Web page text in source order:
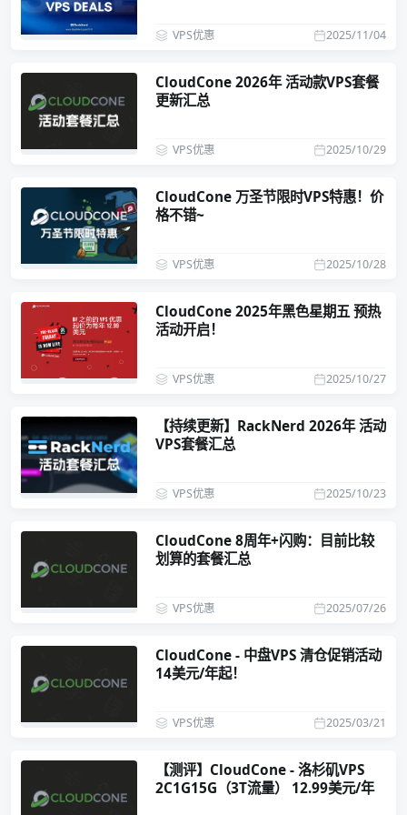
2025/11/04
VPS优惠
CloudCone 2026年 活动款VPS套餐
更新汇总
2025/10/29
VPS优惠
CloudCone 万圣节限时VPS特惠！价
格不错~
2025/10/28
VPS优惠
CloudCone 2025年黑色星期五 预热
活动开启！
2025/10/27
VPS优惠
【持续更新】RackNerd 2026年 活动
VPS套餐汇总
2025/10/23
VPS优惠
CloudCone 8周年+闪购：目前比较
划算的套餐汇总
2025/07/26
VPS优惠
CloudCone - 中盘VPS 清仓促销活动
14美元/年起！
2025/03/21
VPS优惠
【测评】CloudCone - 洛杉矶VPS
2C1G15G（3T流量） 12.99美元/年